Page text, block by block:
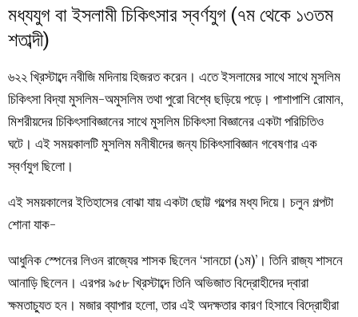
মধ্যযুগবাইসলামীচিকিৎসারস্বর্ণযুগ (৭ম থেকে ১৩তম
শতাব্দী)
৬২২ খ্রিস্টাব্দে নবীজি মদিনায় হিজরত করেন। এতে ইসলামের সাথে সাথে মুসলিম
চিকিৎসা বিদ্যা মুসলিম-অমুসলিম তথা পুরো বিশ্বে ছড়িয়ে পড়ে। পাশাপাশি রোমান,
মিশরীয়দের চিকিৎসাবিজ্ঞানের সাথে মুসলিম চিকিৎসা বিজ্ঞানের একটা পরিচিতিও
ঘটে। এই সময়কালটি মুসলিম মনীষীদের জন্য চিকিৎসাবিজ্ঞান গবেষণার এক
স্বর্ণযুগ ছিলো।
এই সময়কালের ইতিহাসের বোঝা যায় একটা ছোট্ট গল্পের মধ্য দিয়ে। চলুন গল্পটা
শোনা যাক-
আধুনিক স্পেনের লিওন রাজ্যের শাসক ছিলেন ‘সানচো (১ম)’। তিনি রাজ্য শাসনে
আনাড়ি ছিলেন। এরপর ৯৫৮ খ্রিস্টাব্দে তিনি অভিজাত বিদ্রোহীদের দ্বারা
ক্ষমতাচ্যুত হন। মজার ব্যাপার হলো, তার এই অদক্ষতার কারণ হিসাবে বিদ্রোহীরা